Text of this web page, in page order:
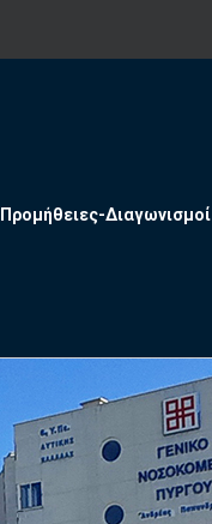
Προμήθειες-Διαγωνισμοί